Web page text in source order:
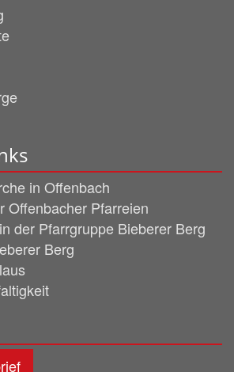
in Offenbach
Offenbacher Pfarreien
der Pfarrgruppe Bieberer Berg
Berg